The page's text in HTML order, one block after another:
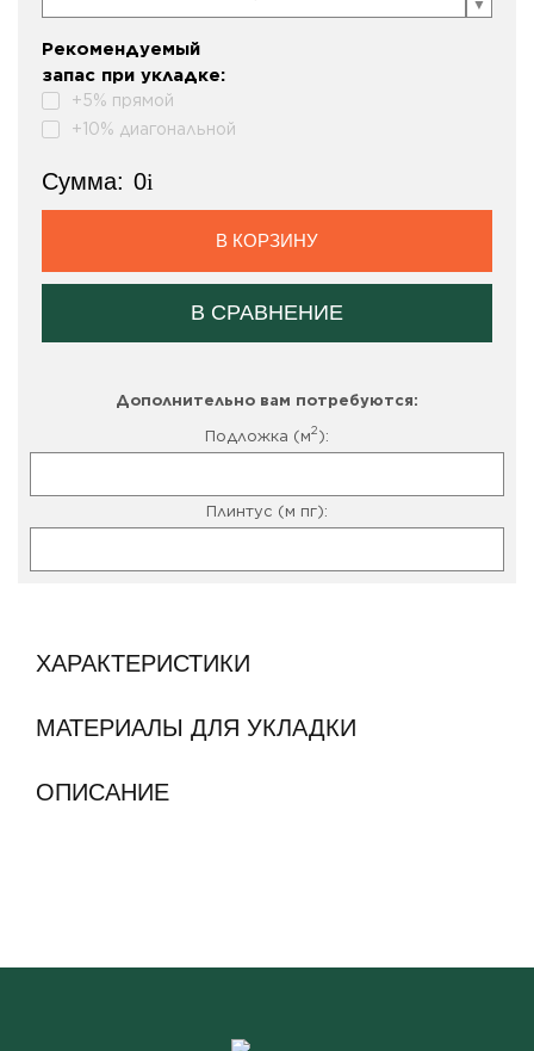
Дополнительно вам потребуются:
Подложка (м2):
Плинтус (м пг):
Рекомендуемый
запас при укладке:
+5% прямой
+10% диагональной
Сумма: 0i
В КОРЗИНУ
В СРАВНЕНИЕ
ХАРАКТЕРИСТИКИ
МАТЕРИАЛЫ ДЛЯ УКЛАДКИ
ОПИСАНИЕ